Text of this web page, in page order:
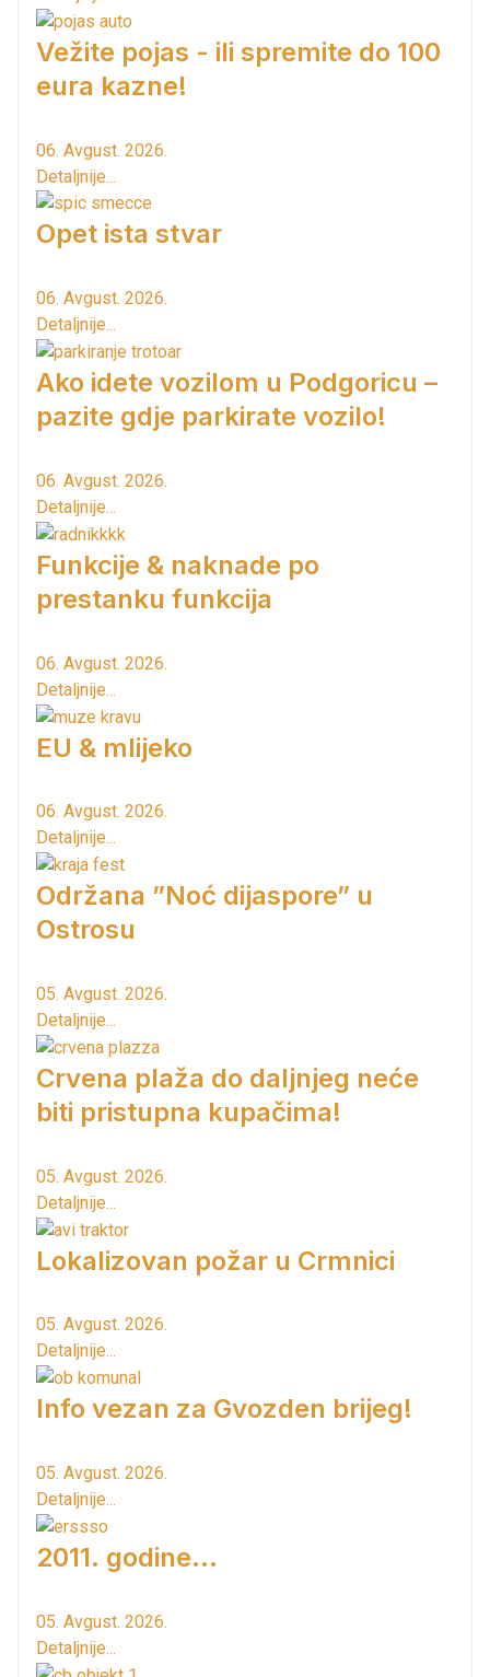
Vežite pojas - ili spremite do 100
eura kazne!
06. Avgust. 2026.
Detaljnije...
Opet ista stvar
06. Avgust. 2026.
Detaljnije...
Ako idete vozilom u Podgoricu –
pazite gdje parkirate vozilo!
06. Avgust. 2026.
Detaljnije...
Funkcije & naknade po
prestanku funkcija
06. Avgust. 2026.
Detaljnije...
EU & mlijeko
06. Avgust. 2026.
Detaljnije...
Održana ”Noć dijaspore” u
Ostrosu
05. Avgust. 2026.
Detaljnije...
Crvena plaža do daljnjeg neće
biti pristupna kupačima!
05. Avgust. 2026.
Detaljnije...
Lokalizovan požar u Crmnici
05. Avgust. 2026.
Detaljnije...
Info vezan za Gvozden brijeg!
05. Avgust. 2026.
Detaljnije...
2011. godine...
05. Avgust. 2026.
Detaljnije...